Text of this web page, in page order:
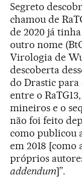
Segreto
chamou de
de 2020 já
outro nome
Virologia de
descoberta
do Drastic para
entre o
mineiros e o
não foi feito
como publicou
em 2018 [como
próprios
addendum]”.